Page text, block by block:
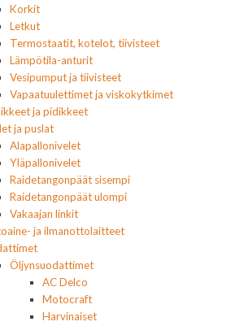
Korkit
Letkut
Termostaatit, kotelot, tiivisteet
Lämpötila-anturit
Vesipumput ja tiivisteet
Vapaatuulettimet ja viskokytkimet
ja pidikkeet
ja puslat
Alapallonivelet
Yläpallonivelet
Raidetangonpäät sisempi
Raidetangonpäät ulompi
Vakaajan linkit
ja ilmanottolaitteet
Öljynsuodattimet
AC Delco
Motocraft
Harvinaiset